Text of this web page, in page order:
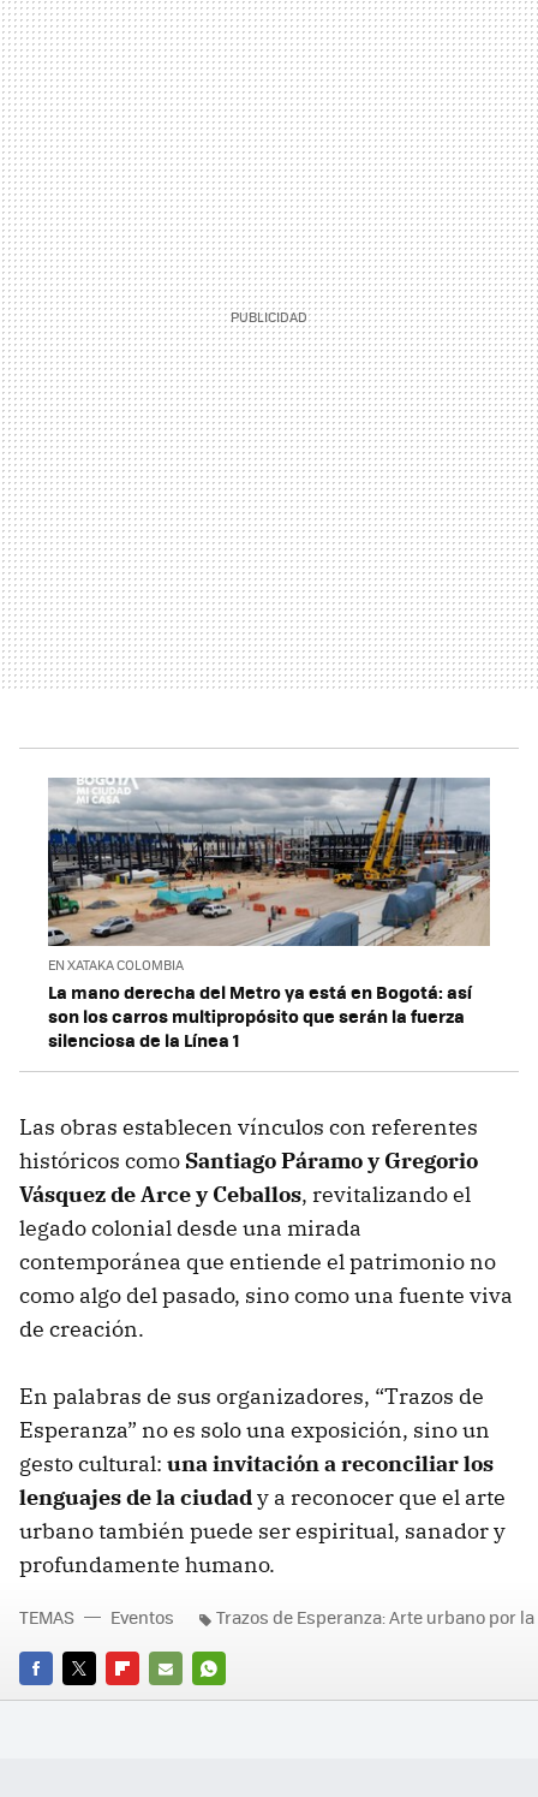
EN XATAKA COLOMBIA
La mano derecha del Metro ya está en Bogotá: así
son los carros multipropósito que serán la fuerza
silenciosa de la Línea 1
Las obras establecen vínculos con referentes
históricos como Santiago Páramoy Gregorio
Vásquez de Arce y Ceballos, revitalizando el
legado colonial desde una mirada
contemporánea que entiende el patrimonio no
como algo del pasado, sino como una fuente viva
de creación.
En palabras de sus organizadores, “Trazos de
Esperanza” no es solo una exposición, sino un
gesto cultural: una invitación a reconciliar los
lenguajes de la ciudady a reconocer que el arte
urbano también puede ser espiritual, sanador y
profundamente humano.
FACEBOOK
TWITTERFLIPBOARD
E-
WHATSAPP
TEMAS Eventos Trazos de Esperanza: Arte urbano por